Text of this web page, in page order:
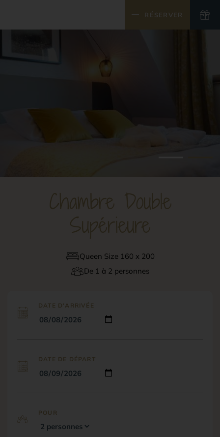
RÉSERVER
Chambre Double
Supérieure
Queen Size 160 x 200
De 1 à 2 personnes
DATE D'ARRIVÉE
DATE DE DÉPART
POUR